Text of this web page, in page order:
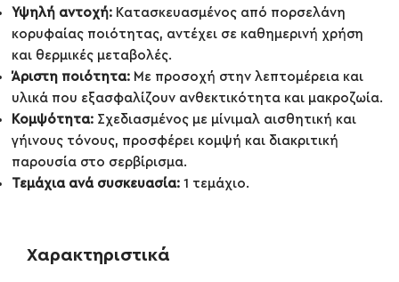
Υψηλή αντοχή: Κατασκευασμένος από πορσελάνη
κορυφαίας ποιότητας, αντέχει σε καθημερινή χρήση
και θερμικές μεταβολές.
Άριστη ποιότητα: Με προσοχή στην λεπτομέρεια και
υλικά που εξασφαλίζουν ανθεκτικότητα και μακροζωία.
Κομψότητα: Σχεδιασμένος με μίνιμαλ αισθητική και
γήινους τόνους, προσφέρει κομψή και διακριτική
παρουσία στο σερβίρισμα.
Τεμάχια ανά συσκευασία: 1 τεμάχιο.
Χαρακτηριστικά